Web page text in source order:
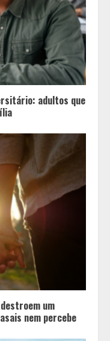
adultos que
um
nem percebe